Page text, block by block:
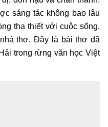
sáng tác không bao lâu
tha thiết với cuôc sống,
thơ. Đây là bài thơ đã
trong rừng văn học Việt